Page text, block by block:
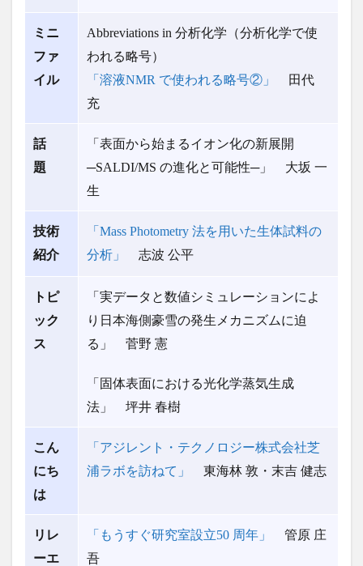
ミニ
ファ
イル
Abbreviations in 分析化学（分析化学で使
われる略号）
「溶液NMR で使われる略号②」
田代
充
話
題
「表面から始まるイオン化の新展開
─SALDI/MS の進化と可能性─」 大坂 一
生
技術
紹介
「Mass Photometry 法を用いた生体試料の
分析」
志波 公平
トピ
ック
ス
「実データと数値シミュレーションによ
り 日本海側豪雪の発生メカニズムに迫
る」 菅野 憲
「固体表面における光化学蒸気生成
法」 坪井 春樹
こん
にち
は
「アジレント・テクノロジー株式会社芝
浦ラボを訪ねて」
東海林 敦・末吉 健志
リレ
ーエ
「もうすぐ研究室設立50 周年」
管原 庄
吾